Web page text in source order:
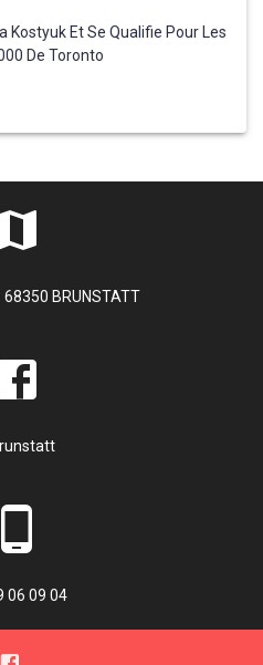
Kostyuk Et Se Qualifie Pour Les
De Toronto
68350 BRUNSTATT
06 09 04